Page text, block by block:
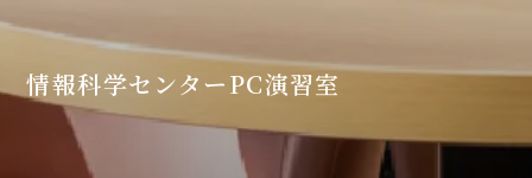
情報科学センターPC演習室